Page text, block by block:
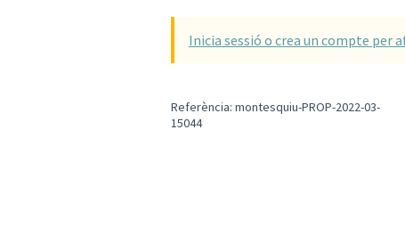
Inicia sessió o crea un compte per
Referència: montesquiu-PROP-2022-03-
15044